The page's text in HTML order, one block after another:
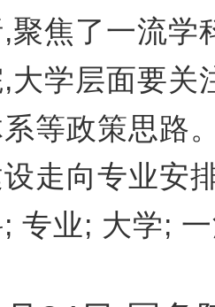
,聚焦了一流学
,大学层面要关
等政策思路
走向专业安
; 专业; 大学;